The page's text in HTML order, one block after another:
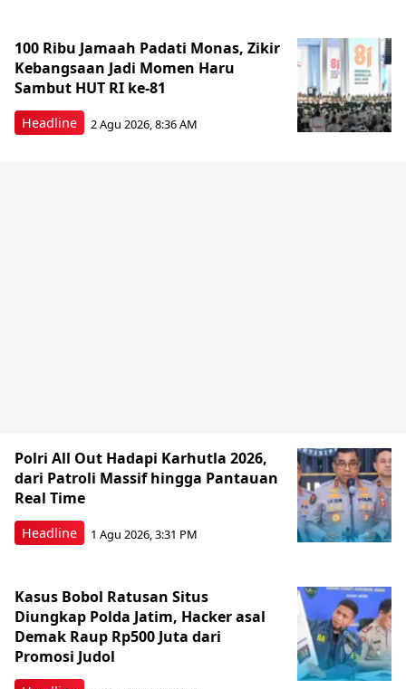
Headline
100 Ribu Jamaah Padati Monas, Zikir
Kebangsaan Jadi Momen Haru
Sambut HUT RI ke-81
2 Agu 2026, 8:36 AM
Headline
Polri All Out Hadapi Karhutla 2026,
dari Patroli Massif hingga Pantauan
Real Time
1 Agu 2026, 3:31 PM
Kasus Bobol Ratusan Situs
Diungkap Polda Jatim, Hacker asal
Demak Raup Rp500 Juta dari
Promosi Judol